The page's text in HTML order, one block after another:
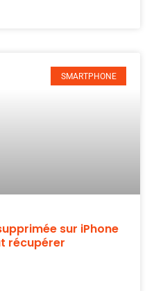
SMARTPHONE
sur iPhone
récupérer